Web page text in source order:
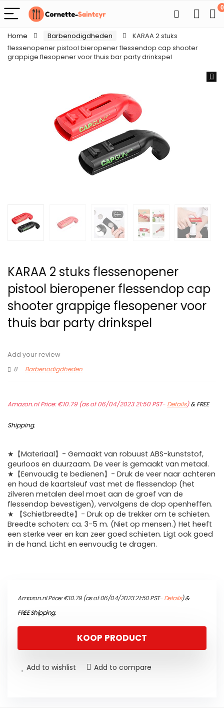
0
Home Barbenodigdheden
KARAA 2 stuks
flessenopener pistool bieropener flessendop cap shooter
grappige flesopener voor thuis bar party drinkspel
KARAA 2 stuks flessenopener
pistool bieropener flessendop cap
shooter grappige flesopener voor
thuis bar party drinkspel
Add your review
8
Barbenodigdheden
Amazon.nl Price:€10.79(as of 06/04/2023 21:50 PST- Details)&FREE
Shipping.
★【Materiaal】- Gemaakt van robuust ABS-kunststof,
geurloos en duurzaam. De veer is gemaakt van metaal.
★【Eenvoudig te bedienen】- Druk de veer naar achteren
en houd de kaartsleuf vast met de flessendop (het
zilveren metalen deel moet aan de groef van de
flessendop bevestigen), vervolgens de dop openheffen.
★ 【Schietbreedte】- Druk op de trekker om te schieten.
Breedte schoten: ca. 3-5 m. (Niet op mensen.) Het heeft
een sterke veer en kan zeer goed schieten. Ligt ook goed
in de hand. Licht en eenvoudig te dragen.
Amazon.nl Price:€10.79(as of 06/04/2023 21:50 PST-Details)&
FREE Shipping.
KOOP PRODUCT
Add to wishlist Add to compare